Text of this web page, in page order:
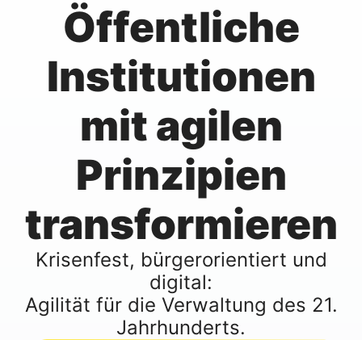
Öffentliche
Institutionen
mit agilen
Prinzipien
transformieren
Krisenfest, bürgerorientiert und
digital:
Agilität für die Verwaltung des 21.
Jahrhunderts.